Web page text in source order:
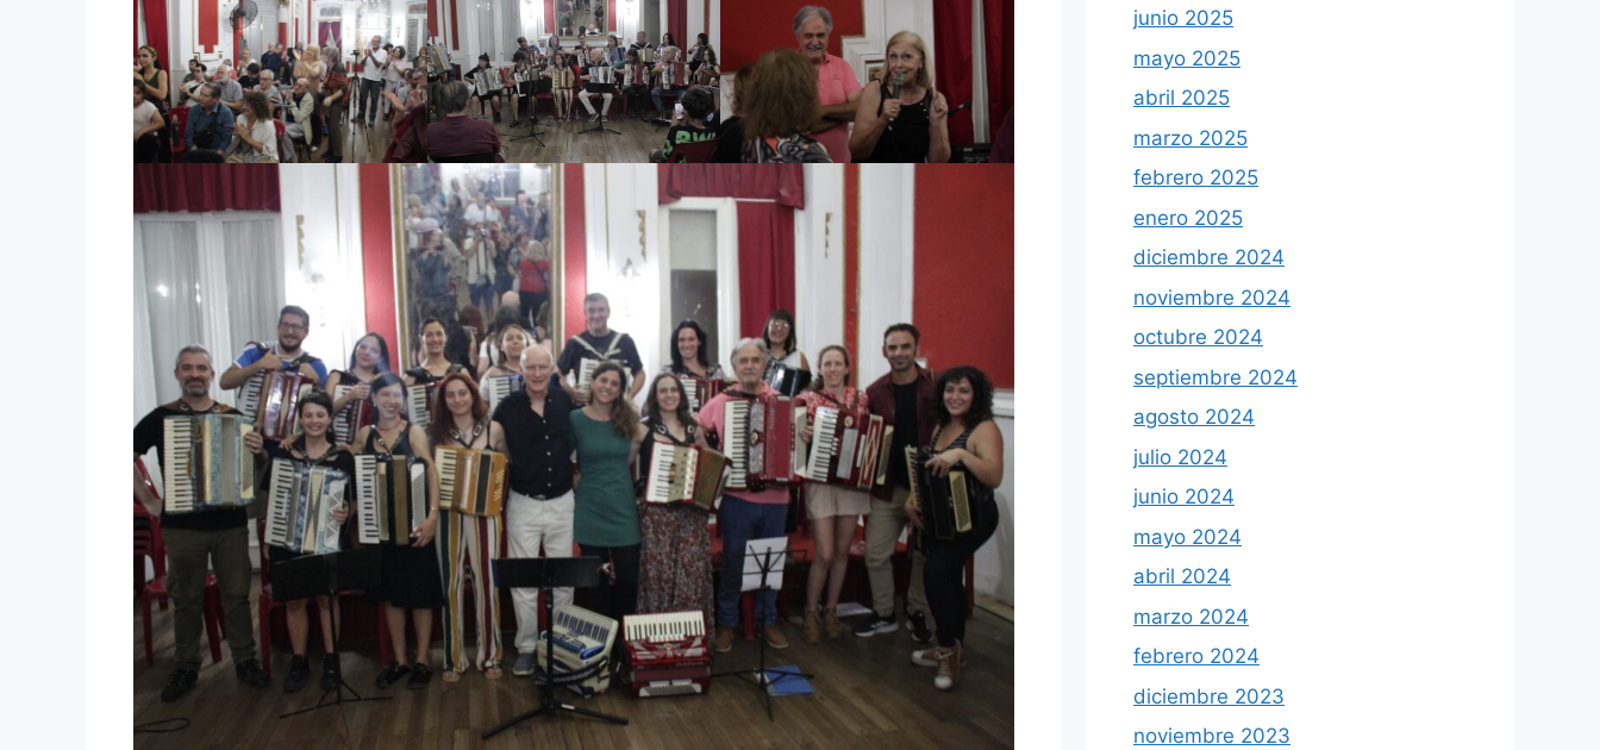
junio 2025
mayo 2025
abril 2025
marzo 2025
febrero 2025
enero 2025
diciembre 2024
noviembre 2024
octubre 2024
septiembre 2024
agosto 2024
julio 2024
junio 2024
mayo 2024
abril 2024
marzo 2024
febrero 2024
diciembre 2023
noviembre 2023